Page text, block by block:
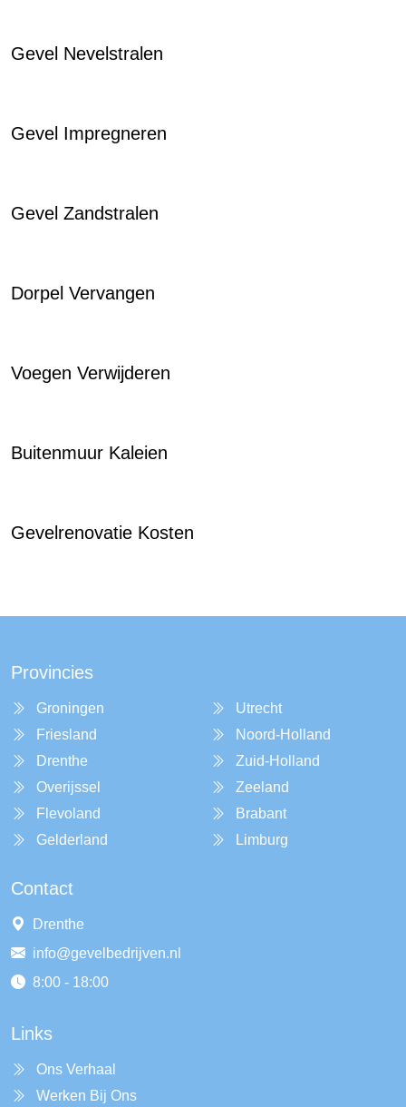
Gevel Nevelstralen
Gevel Impregneren
Gevel Zandstralen
Dorpel Vervangen
Voegen Verwijderen
Buitenmuur Kaleien
Gevelrenovatie Kosten
Provincies
Groningen
Friesland
Drenthe
Overijssel
Flevoland
Gelderland
Utrecht
Noord-Holland
Zuid-Holland
Zeeland
Brabant
Limburg
Contact
Drenthe
info@gevelbedrijven.nl
8:00 - 18:00
Links
Ons Verhaal
Werken Bij Ons